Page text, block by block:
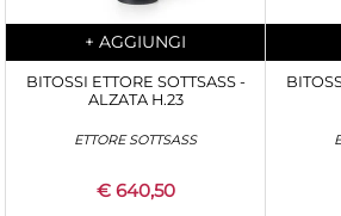
Quantity
+ AGGIUNGI
BITOSSI ETTORE SOTTSASS -
ALZATA H.23
ETTORE SOTTSASS
€ 640,50